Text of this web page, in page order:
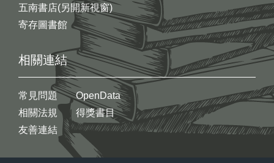
五南書店(另開新視窗)
寄存圖書館
相關連結
常見問題
相關法規
友善連結
OpenData
得獎書目